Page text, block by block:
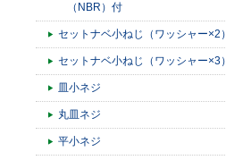
（NBR）付
セットナベ小ねじ（ワッシャー×2）
セットナベ小ねじ（ワッシャー×3）
皿小ネジ
丸皿ネジ
平小ネジ